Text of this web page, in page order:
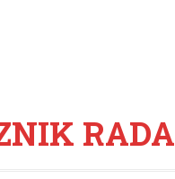
RADA